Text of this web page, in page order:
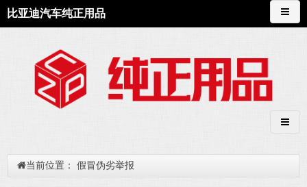
比亚迪汽车纯正用品
当前位置： 假冒伪劣举报